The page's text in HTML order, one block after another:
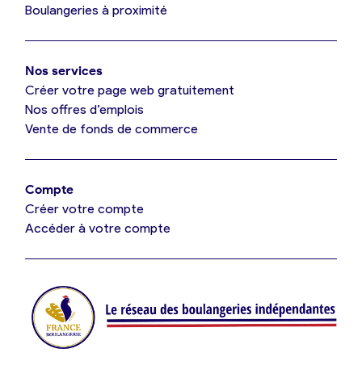
Je référence ma boulangerie (gratuit)
Offres d’emploi
Je suis fournisseur
Je crée mon compte
Oui, appeler
Non, annuler
Boulangeries à proximité
Nos services
Créer votre page web gratuitement
Nos offres d’emplois
Vente de fonds de commerce
Compte
Créer votre compte
Accéder à votre compte